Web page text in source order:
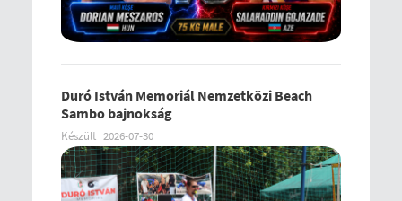
Duró István Memoriál Nemzetközi Beach
Sambo bajnokság
Készült 2026-07-30